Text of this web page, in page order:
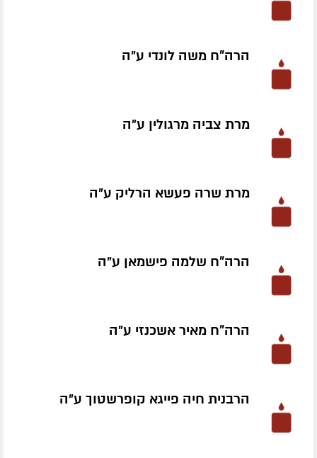
הרה"ח משה לונדי ע״ה
מרת צביה מרגולין ע״ה
מרת שרה פעשא הרליק ע״ה
הרה"ח שלמה פישמאן ע״ה
הרה"ח מאיר אשכנזי ע״ה
הרבנית חיה פייגא קופרשטוך ע״ה